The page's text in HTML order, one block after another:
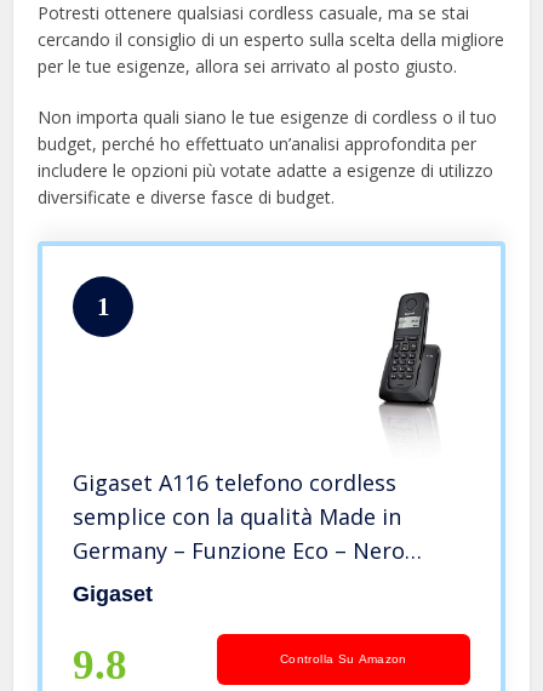
Potresti ottenere qualsiasi cordless casuale, ma se stai
cercando il consiglio di un esperto sulla scelta della migliore
per le tue esigenze, allora sei arrivato al posto giusto.
Non importa quali siano le tue esigenze di cordless o il tuo
budget, perché ho effettuato un’analisi approfondita per
includere le opzioni più votate adatte a esigenze di utilizzo
diversificate e diverse fasce di budget.
1
Gigaset A116 telefono cordless
semplice con la qualità Made in
Germany – Funzione Eco – Nero
[Italia]
Gigaset
9.8 Controlla Su Amazon